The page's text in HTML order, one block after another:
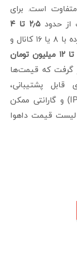
است. برای
۲٫۵ تا ۴
شروع شوند. مدل‌های میان‌رده با ۸ یا ۱۶ کانال و
گرفت که قیمت‌ها
قابل پشتیبانی،
قابلیت‌های اضافی (مثل AI یا پشتیبانی IP) و گارانتی ممکن
لیست قیمت داهوا